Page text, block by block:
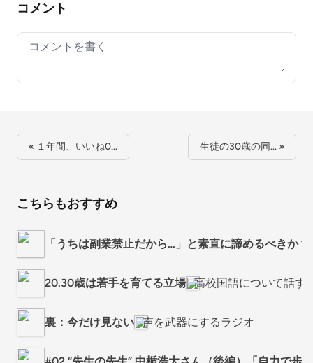
コメント
Your comment
« １年間、いいね0… 生徒の30歳の同… »
こちらもおすすめ
「うちは副業禁止だから…」と素直に諦めるべきか
20.30歳は若手を育てる立場 高校国語について話す
裏：今だけ見ない 声を武器にするラジオ